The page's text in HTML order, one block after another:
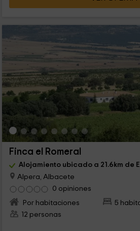
Finca el Romeral
Alojamiento ubicado a 21.6km de
Alpera, Albacete
0 opiniones
Por habitaciones
5
12 personas